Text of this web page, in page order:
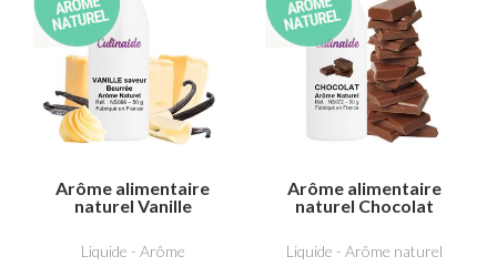
Arôme alimentaire
naturel Vanille
Liquide - Arôme
Arôme alimentaire
naturel Chocolat
Liquide - Arôme naturel